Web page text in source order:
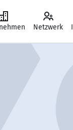
Netzwerk